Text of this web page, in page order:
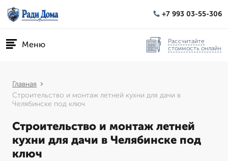
+7 993 03-55-306
Меню
Рассчитайте
стоимость онлайн
Главная
Строительство и монтаж летней кухни для дачи в
Челябинске под ключ
Строительство и монтаж летней
кухни для дачи в Челябинске под
ключ